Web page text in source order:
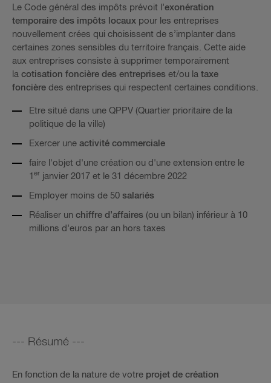
Le Code général des impôts prévoit l’exonération
temporaire des impôts locaux pour les entreprises
nouvellement crées qui choisissent de s’implanter dans
certaines zones sensibles du territoire français. Cette aide
aux entreprises consiste à supprimer temporairement
la cotisation foncière des entreprises et/ou la taxe
foncière des entreprises qui respectent certaines conditions.
Etre situé dans une QPPV (Quartier prioritaire de la
politique de la ville)
Exercer une activité commerciale
faire l'objet d'une création ou d'une extension entre le
1 er janvier 2017 et le 31 décembre 2022
Employer moins de 50 salariés
Réaliser un chiffre d’affaires (ou un bilan) inférieur à 10
millions d’euros par an hors taxes
--- Résumé ---
En fonction de la nature de votre projet de création